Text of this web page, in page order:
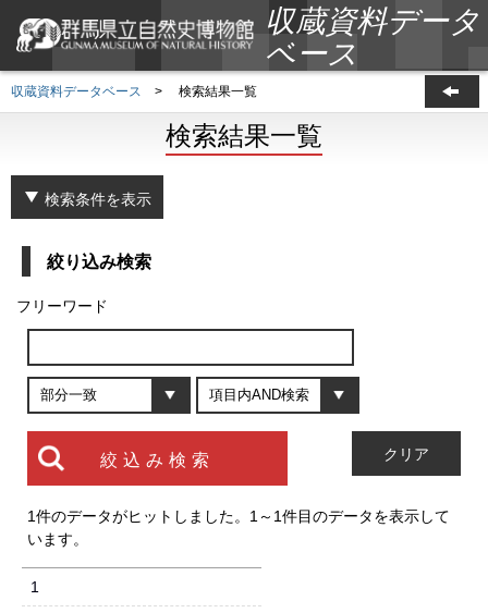
収蔵資料データ
ベース
収蔵資料データベース > 検索結果一覧
検索結果一覧
検索条件を表示
絞り込み検索
フリーワード
1件のデータがヒットしました。1～1件目のデータを表示して
います。
1